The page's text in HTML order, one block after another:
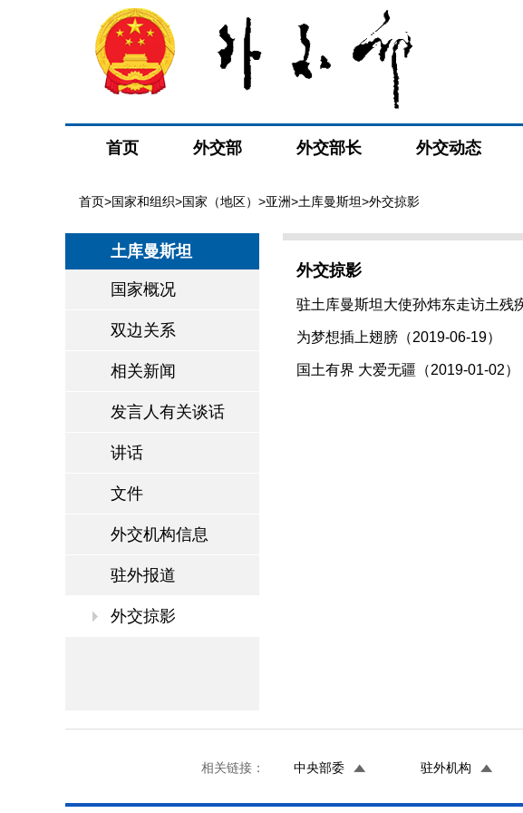
首页 外交部 外交部长 外交动态
首页>国家和组织>国家（地区） >亚洲>土库曼斯坦>外交掠影
土库曼斯坦
国家概况
双边关系
相关新闻
发言人有关谈话
讲话
文件
外交机构信息
驻外报道
外交掠影
外交掠影
驻土库曼斯坦大使孙炜东走访土残
为梦想插上翅膀（2019-06-19）
国土有界 大爱无疆（2019-01-02）
相关链接： 中央部委 驻外机构